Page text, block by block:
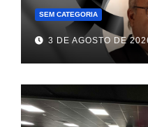
SEM CATEGORIA
3 DE AGOSTO DE